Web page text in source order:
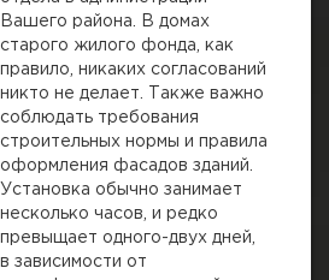
Вашего района. В домах
старого жилого фонда, как
правило, никаких согласований
никто не делает. Также важно
соблюдать требования
строительных нормы и правила
оформления фасадов зданий.
Установка обычно занимает
несколько часов, и редко
превыщает одного-двух дней,
в зависимости от